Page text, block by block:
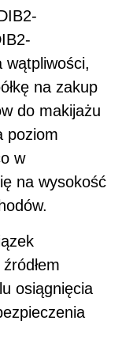
wątpliwości,
na zakup
do makijażu
poziom
w
na wysokość
osiągnięcia